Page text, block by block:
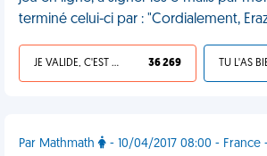
terminé celui-ci par : "Cordialement,
JE VALIDE, C'EST UNE VDM 36 269
Par Mathmath - 10/04/2017 08:00 -